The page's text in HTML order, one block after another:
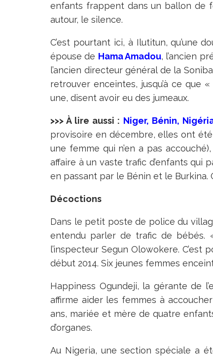
enfants frappent dans un ballon de
autour, le silence.
C’est pourtant ici, à Ilutitun, qu’une
épouse de Hama Amadou, l’ancien
l’ancien directeur général de la
retrouver enceintes, jusqu’à ce que
une, disent avoir eu des jumeaux.
>>> À lire aussi : Niger, Bénin,
provisoire en décembre, elles ont
une femme qui n’en a pas
affaire à un vaste trafic d’enfants qui
en passant par le Bénin et le Burkina.
Décoctions
Dans le petit poste de police du
entendu parler de trafic de bébés.
l’inspecteur Segun Olowokere.
début 2014. Six jeunes femmes
Happiness Ogundeji, la gérante de
affirme aider les femmes à
ans, mariée et mère de quatre
d’organes.
Au Nigeria, une section spéciale a